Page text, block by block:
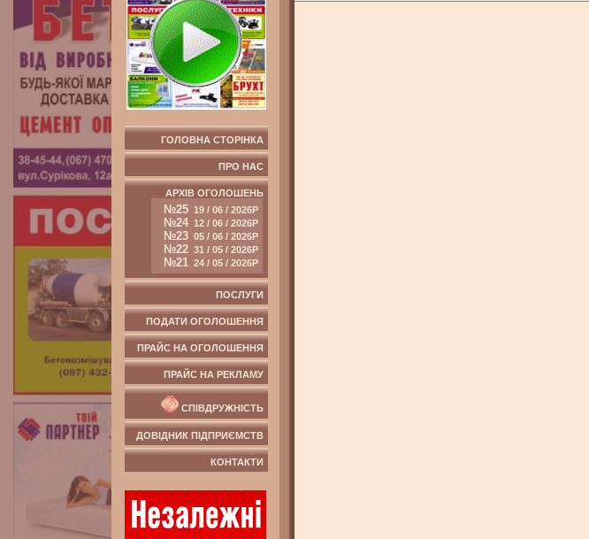
ГОЛОВНА СТОРІНКА
ПРО НАС
АРХІВ ОГОЛОШЕНЬ
№25 19 / 06 / 2026Р
№24 12 / 06 / 2026Р
№23 05 / 06 / 2026Р
№22 31 / 05 / 2026Р
№21 24 / 05 / 2026Р
ПОСЛУГИ
ПОДАТИ ОГОЛОШЕННЯ
ПРАЙС НА ОГОЛОШЕННЯ
ПРАЙС НА РЕКЛАМУ
СПІВДРУЖНІСТЬ
ДОВІДНИК ПІДПРИЄМСТВ
КОНТАКТИ